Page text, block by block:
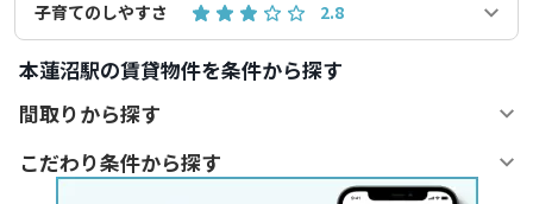
子育てのしやすさ 2.8
本蓮沼駅の賃貸物件を条件から探す
間取りから探す
こだわり条件から探す